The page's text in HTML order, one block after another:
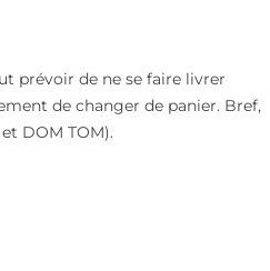
prévoir de ne se faire livrer
de changer de panier. Bref,
DOM TOM).